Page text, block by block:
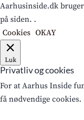
Aarhusinside.dk
på siden. .
Cookies OKAY
Luk
Privatliv og cookies
For at Aarhus Inside
få nødvendige cookies.